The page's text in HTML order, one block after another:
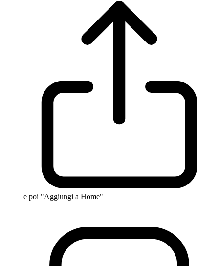
e poi "Aggiungi a Home"